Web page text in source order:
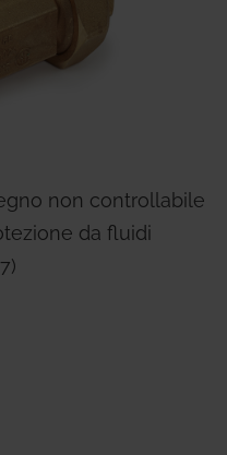
non controllabile
da fluidi